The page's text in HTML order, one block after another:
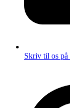
Skriv til os på